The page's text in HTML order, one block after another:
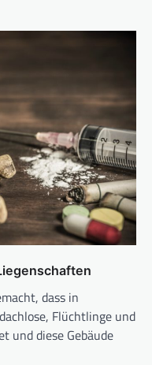
dass in
Flüchtlinge und
und diese Gebäude